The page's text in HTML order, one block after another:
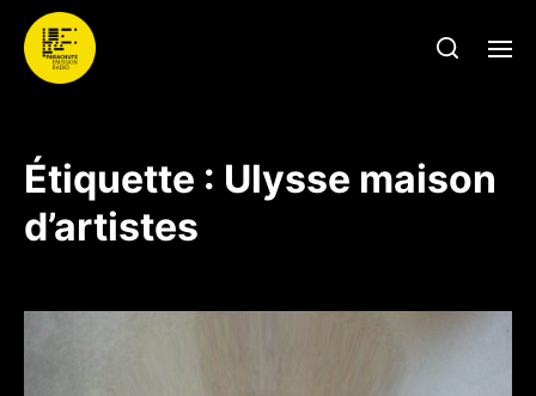
Étiquette : Ulysse maison
d’artistes